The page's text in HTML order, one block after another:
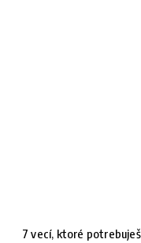
7 vecí, ktoré